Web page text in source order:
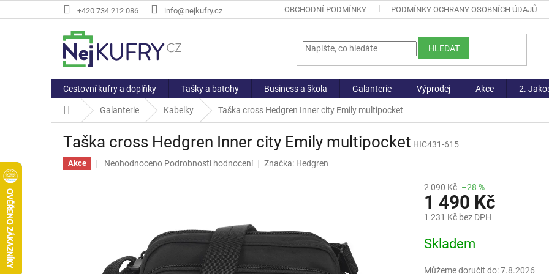
na
+420 734 212 086 info@nejkufry.cz OBCHODNÍ PODMÍNKY PODMÍNKY OCHRANY OSOBNÍCH ÚDAJŮ
HLEDAT
Cestovní kufry a doplňky Tašky a batohy Business a škola Galanterie Výprodej Akce 2.
Domů Galanterie Kabelky Taška cross Hedgren Inner city Emily multipocket
Taška cross Hedgren Inner city Emily multipocket HIC431-615
Akce
Průměrné
Neohodnoceno Podrobnosti hodnocení Značka: Hedgren
2 090 Kč –28 %
1 490 Kč
1 231 Kč bez DPH
cena:
Skladem
Můžeme doručit do:7.8.2026